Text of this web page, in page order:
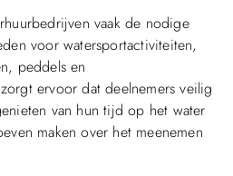
vaak de nodige
voor watersportactiviteiten,
peddels en
ervoor dat deelnemers veilig
van hun tijd op het water
maken over het meenemen